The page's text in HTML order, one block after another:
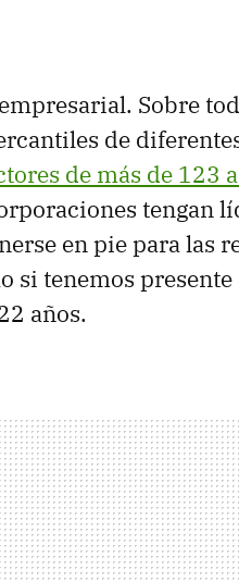
Sobre
de
de más de 123
tengan
en pie para las
si tenemos
años.